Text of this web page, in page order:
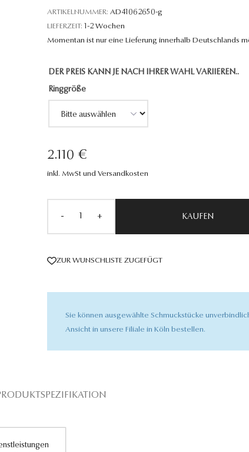
ARTIKELNUMMER: AD41062650-g
LIEFERZEIT: 1-2 Wochen
Momentan ist nur eine Lieferung innerhalb Deutschlands
DER PREIS KANN JE NACH IHRER WAHL VARIIEREN..
Ringgröße
2.110 €
inkl. MwSt und Versandkosten
- + KAUFEN
ZUR WUNSCHLISTE ZUGEFÜGT
Sie können ausgewählte Schmuckstücke
Ansicht in unsere Filiale in Köln bestellen.